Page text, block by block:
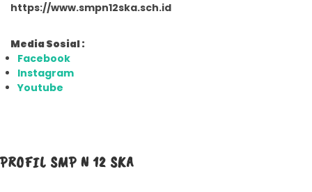
https://www.smpn12ska.sch.id
Media Sosial :
Facebook
Instagram
Youtube
PROFIL SMP N 12 SKA